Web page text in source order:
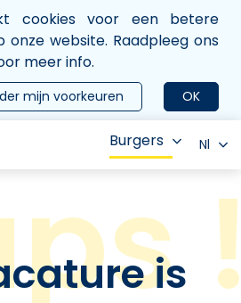
cookies voor een betere
onze website. Raadpleeg ons
meer info.
OK
mijn voorkeuren
Burgers Nl
is